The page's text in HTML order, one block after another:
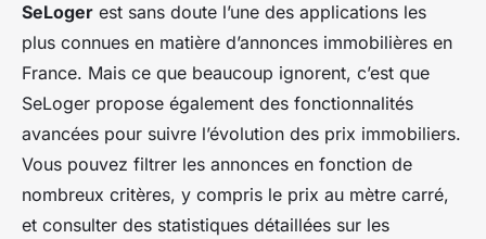
SeLoger est sans doute l’une des applications les
plus connues en matière d’annonces immobilières en
France. Mais ce que beaucoup ignorent, c’est que
SeLoger propose également des fonctionnalités
avancées pour suivre l’évolution des prix immobiliers.
Vous pouvez filtrer les annonces en fonction de
nombreux critères, y compris le prix au mètre carré,
et consulter des statistiques détaillées sur les